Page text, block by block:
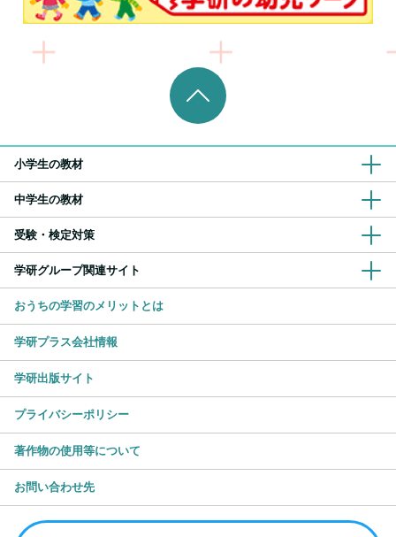
小学生の教材
中学生の教材
受験・検定対策
学研グループ関連サイト
おうちの学習のメリットとは
学研プラス会社情報
学研出版サイト
プライバシーポリシー
著作物の使用等について
お問い合わせ先